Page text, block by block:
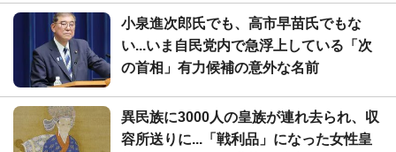
小泉進次郎氏でも、高市早苗氏でもな
い...いま自民党内で急浮上している「次
の首相」有力候補の意外な名前
異民族に3000人の皇族が連れ去られ、収
容所送りに...「戦利品」になった女性皇